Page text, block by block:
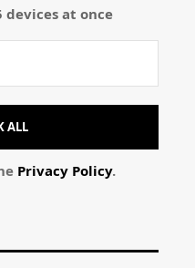
devices at once
ALL
Privacy Policy.